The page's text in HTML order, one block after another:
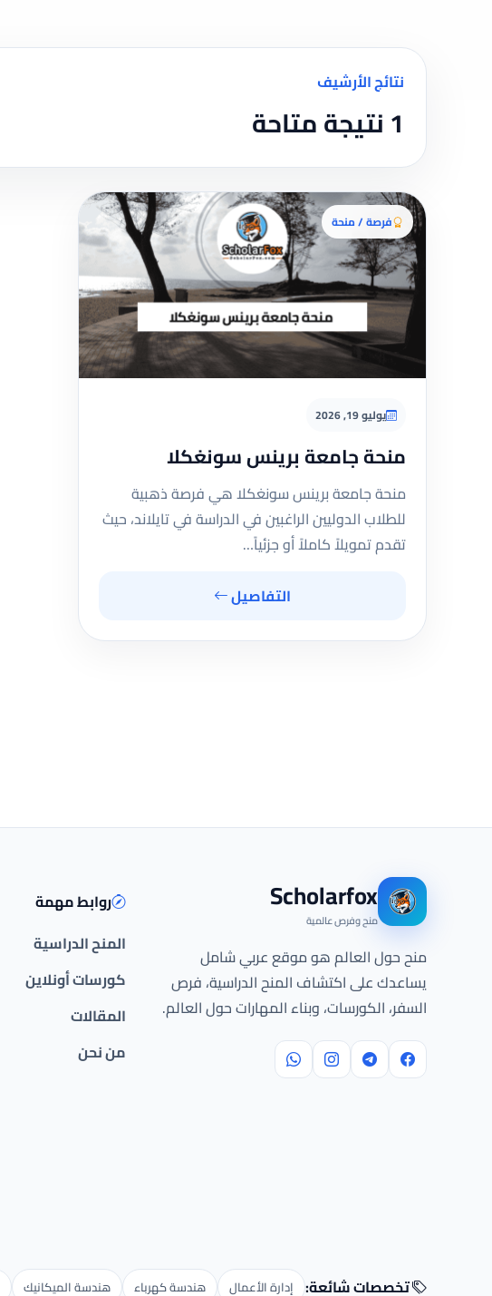
نتائج الأرشيف
1 نتيجة متاحة
فرصة / منحة
يوليو 19, 2026
منحة جامعة برينس سونغكلا
منحة جامعة برينس سونغكلا هي فرصة ذهبية
للطلاب الدوليين الراغبين في الدراسة في تايلاند، حيث
تقدم تمويلاً كاملاً أو جزئياً…
التفاصيل
Scholarfox
منح وفرص عالمية
منح حول العالم هو موقع عربي شامل
يساعدك على اكتشاف المنح الدراسية، فرص
السفر، الكورسات، وبناء المهارات حول العالم.
روابط مهمة
المنح الدراسية
كورسات أونلاين
المقالات
من نحن
تخصصات شائعة: إدارة الأعمال هندسة كهرباء هندسة الميكانيك